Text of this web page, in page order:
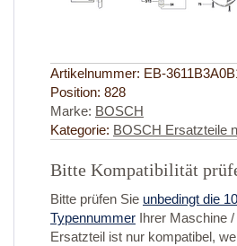
Artikelnummer: EB-
Position: 828
Marke: BOSCH
Kategorie: BOSCH Ersatzteile
Bitte Kompatibilität
Bitte prüfen Sie unbedingt die
Typennummer Ihrer Maschine
Ersatzteil ist nur kompatibel,